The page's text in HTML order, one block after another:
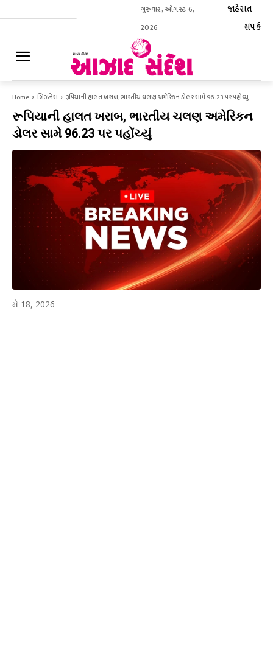
ગુરુવાર, ઓગસ્ટ 6,
2026
જાહેરાત
સંપર્ક
Home બિઝનેસ રૂપિયાની હાલત ખરાબ, ભારતીય ચલણ અમેરિકન ડોલર સામે 96.23 પર પહોંચ્યું
રૂપિયાની હાલત ખરાબ, ભારતીય ચલણ અમેરિકન
ડોલર સામે 96.23 પર પહોંચ્યું
મે 18, 2026